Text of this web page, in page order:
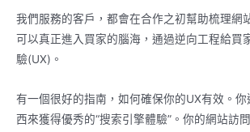
我們服務的客戶，都會在合作之初幫助梳理網
可以真正進入買家的腦海，通過逆向工程給買
驗(UX)。
有一個很好的指南，如何確保你的UX有效。
西來獲得優秀的“搜索引擎體驗”。你的網站訪